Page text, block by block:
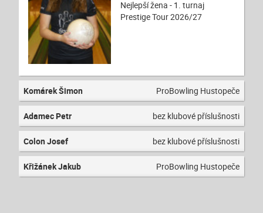
Nejlepší žena - 1. turnaj
Prestige Tour 2026/27
Komárek Šimon ProBowling Hustopeče
Adamec Petr bez klubové příslušnosti
Colon Josef bez klubové příslušnosti
Křižánek Jakub ProBowling Hustopeče